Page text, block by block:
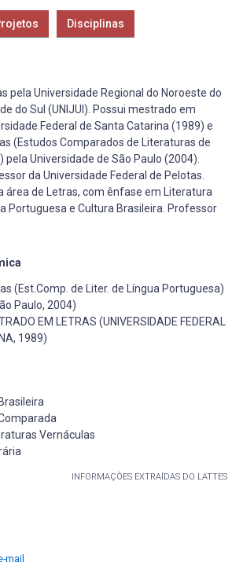
Disciplinas
pela Universidade Regional do Noroeste do
do Sul (UNIJUI). Possui mestrado em
Federal de Santa Catarina (1989) e
(Estudos Comparados de Literaturas de
Universidade de São Paulo (2004).
da Universidade Federal de Pelotas.
área de Letras, com ênfase em Literatura
Portuguesa e Cultura Brasileira. Professor
(Est.Comp. de Liter. de Língua Portuguesa)
Paulo, 2004)
EM LETRAS (UNIVERSIDADE FEDERAL
1989)
Vernáculas
INFORMAÇÕES EXTRAÍDAS DO LATTES
mail